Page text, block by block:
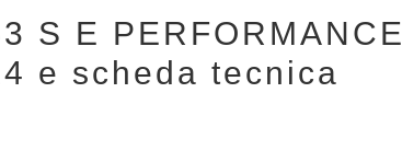
S E PERFORMANCE
e scheda tecnica